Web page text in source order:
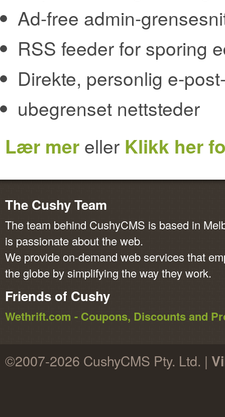
Ad-free admin-
RSS feeder for sporing
Direkte, personlig e-
ubegrenset nettsteder
Lær mer eller Klikk her
The Cushy Team
The team behind CushyCMS is based in
is passionate about the web.
We provide on-demand web services that
the globe by simplifying the way they work.
Friends of Cushy
Wethrift.com - Coupons, Discounts and
©2007-2026 CushyCMS Pty. Ltd. |